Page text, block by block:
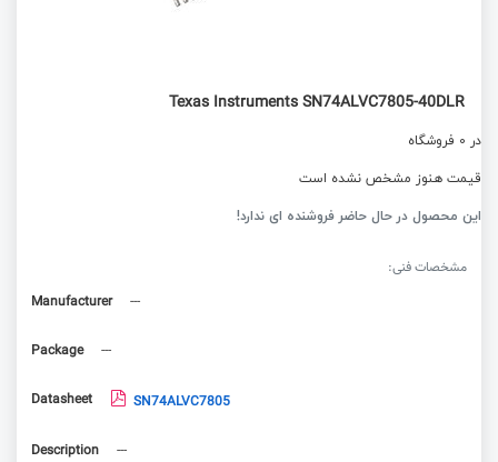
Texas Instruments SN74ALVC7805-40DLR
در 0 فروشگاه
قیمت هنوز مشخص نشده است
این محصول در حال حاضر فروشنده ای ندارد!
مشخصات فنی:
Manufacturer
---
Package ---
Datasheet SN74ALVC7805
Description ---